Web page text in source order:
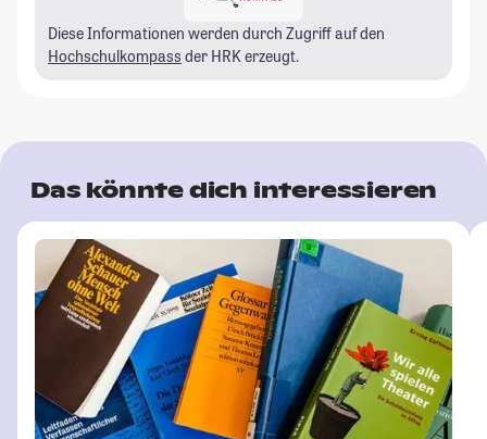
Diese Informationen werden durch Zugriff auf den
Hochschulkompass der HRK erzeugt.
Das könnte dich interessieren